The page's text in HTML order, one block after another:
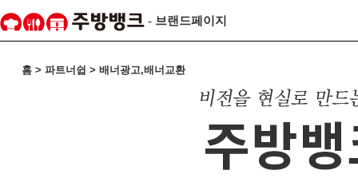
- 브랜드페이지
홈 > 파트너쉽 > 배너광고,배너교환